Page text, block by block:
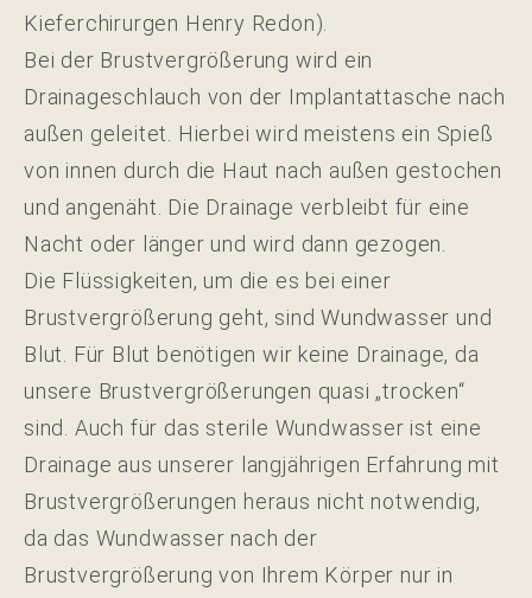
Kieferchirurgen Henry Redon).
Bei der Brustvergrößerung wird ein
Drainageschlauch von der Implantattasche nach
außen geleitet. Hierbei wird meistens ein Spieß
von innen durch die Haut nach außen gestochen
und angenäht. Die Drainage verbleibt für eine
Nacht oder länger und wird dann gezogen.
Die Flüssigkeiten, um die es bei einer
Brustvergrößerung geht, sind Wundwasser und
Blut. Für Blut benötigen wir keine Drainage, da
unsere Brustvergrößerungen quasi „trocken“
sind. Auch für das sterile Wundwasser ist eine
Drainage aus unserer langjährigen Erfahrung mit
Brustvergrößerungen heraus nicht notwendig,
da das Wundwasser nach der
Brustvergrößerung von Ihrem Körper nur in